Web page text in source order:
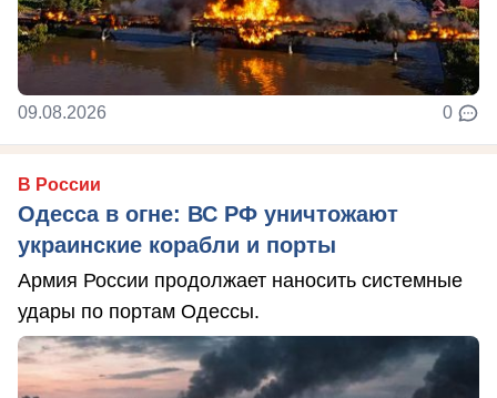
09.08.2026 0
В России
Одесса в огне: ВС РФ уничтожают
украинские корабли и порты
Армия России продолжает наносить системные
удары по портам Одессы.